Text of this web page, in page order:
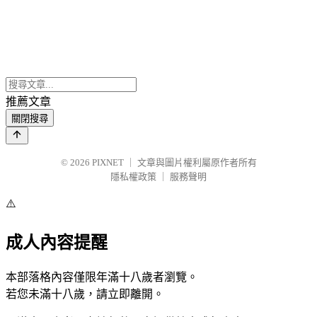
推薦文章
關閉搜尋
© 2026 PIXNET
文章與圖片權利屬原作者所有
隱私權政策
服務聲明
⚠️
成人內容提醒
本部落格內容僅限年滿十八歲者瀏覽。
若您未滿十八歲，請立即離開。